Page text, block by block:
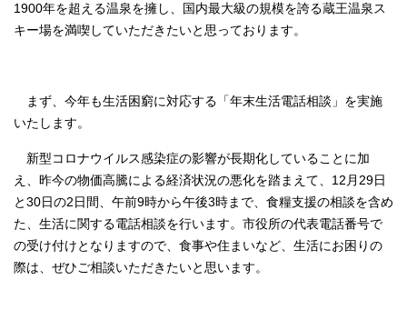
1900年を超える温泉を擁し、国内最大級の規模を誇る蔵王温泉ス
キー場を満喫していただきたいと思っております。
まず、今年も生活困窮に対応する「年末生活電話相談」を実施
いたします。
新型コロナウイルス感染症の影響が長期化していることに加
え、昨今の物価高騰による経済状況の悪化を踏まえて、12月29日
と30日の2日間、午前9時から午後3時まで、食糧支援の相談を含め
た、生活に関する電話相談を行います。市役所の代表電話番号で
の受け付けとなりますので、食事や住まいなど、生活にお困りの
際は、ぜひご相談いただきたいと思います。